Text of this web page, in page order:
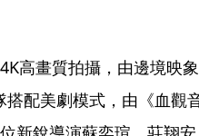
高畫質拍攝，由邊境映
配美劇模式，由《血觀